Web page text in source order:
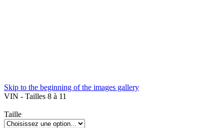
Skip to the beginning of the images gallery
VIN - Tailles 8 à 11
Taille